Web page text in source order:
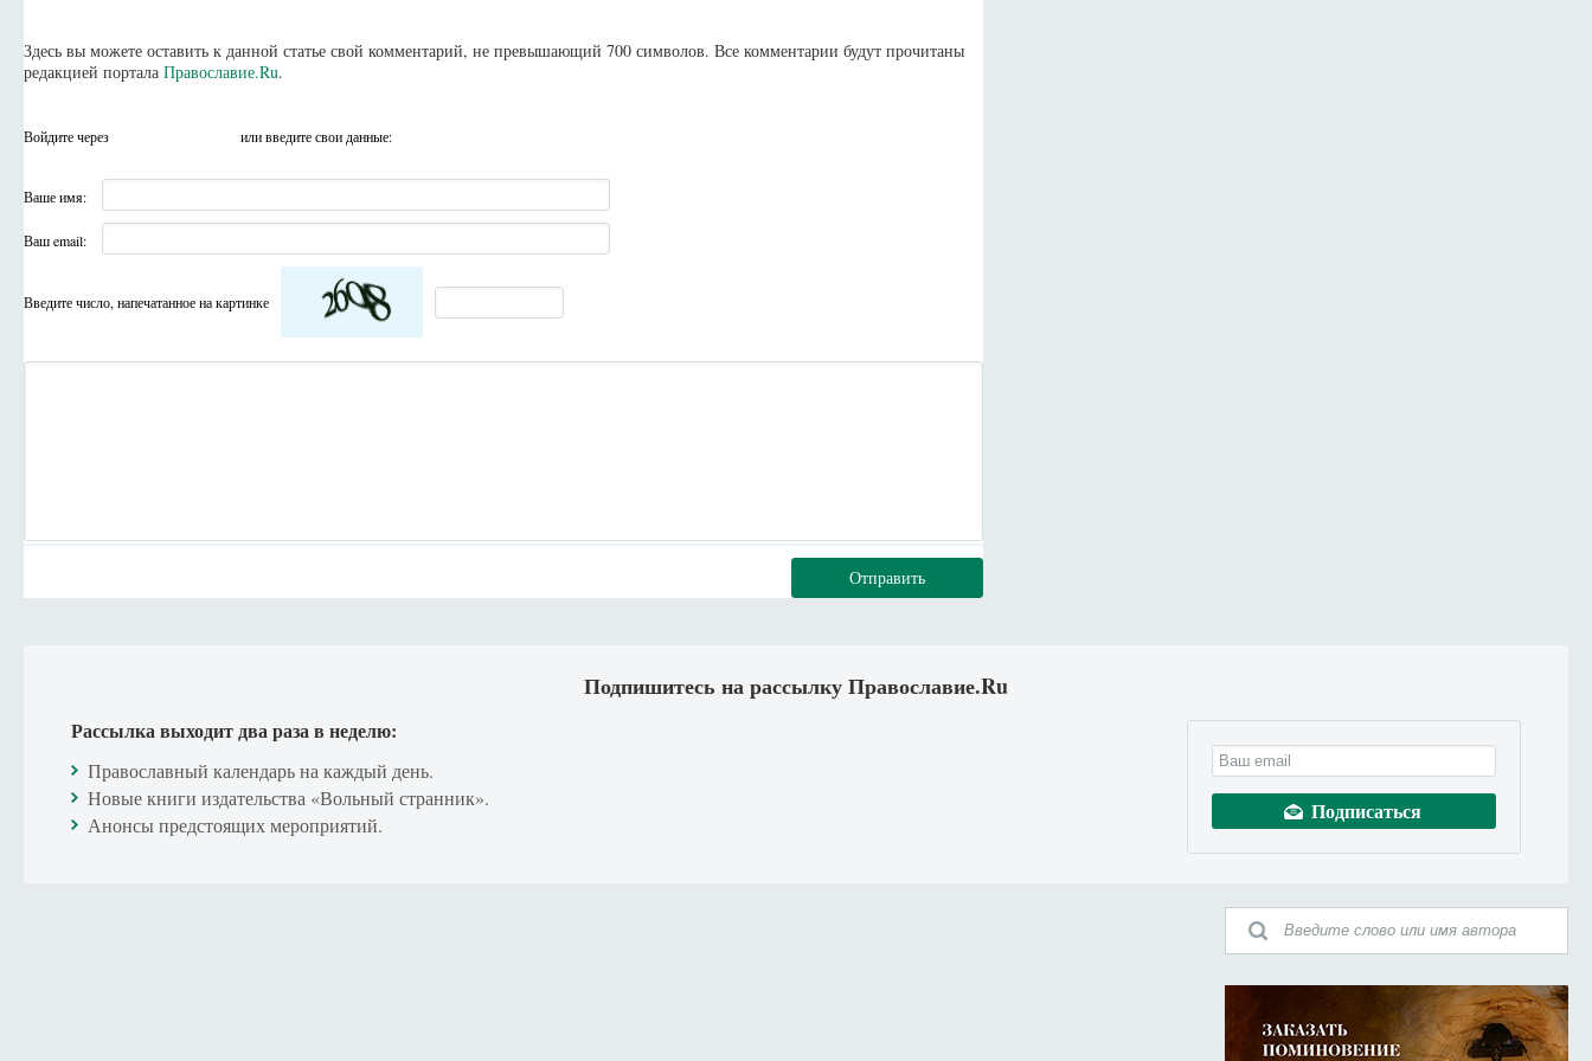
Здесь вы можете оставить к данной статье свой комментарий, не превышающий 700 символов. Все комментарии будут прочитаны
редакцией портала Православие.Ru.
Войдите через или введите свои данные:
Ваше имя:
Ваш email:
Введите число, напечатанное на картинке
Отправить
Подпишитесь на рассылку Православие.Ru
Рассылка выходит два раза в неделю:
Православный календарь на каждый день.
Новые книги издательства «Вольный странник».
Анонсы предстоящих мероприятий.